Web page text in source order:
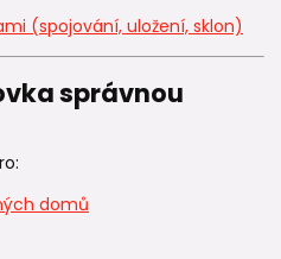
(spojování, uložení, sklon)
správnou
domů